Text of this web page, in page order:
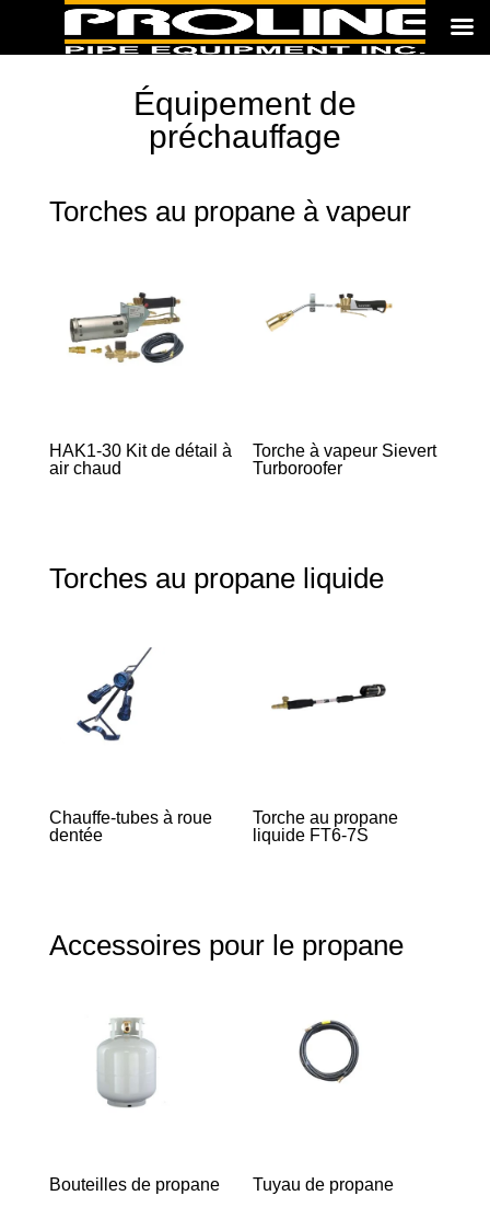
Équipement de
préchauffage
Torches au propane à vapeur
HAK1-30 Kit de détail à
air chaud
Torche à vapeur Sievert
Turboroofer
Torches au propane liquide
Chauffe-tubes à roue
dentée
Torche au propane
liquide FT6-7S
Accessoires pour le propane
Bouteilles de propane Tuyau de propane